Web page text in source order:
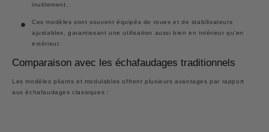
inutilement.
Ces modèles sont souvent équipés de roues et de stabilisateurs
ajustables, garantissant une utilisation aussi bien en intérieur qu’en
extérieur.
Comparaison avec les échafaudages traditionnels
Les modèles pliants et modulables offrent plusieurs avantages par rapport
aux échafaudages classiques :